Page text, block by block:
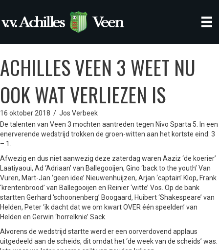
ACHILLES VEEN 3 WEET NU
OOK WAT VERLIEZEN IS
16 oktober 2018 / Jos Verbeek
De talenten van Veen 3 mochten aantreden tegen Nivo Sparta 5. In een
enerverende wedstrijd trokken de groen-witten aan het kortste eind: 3
– 1.
Afwezig en dus niet aanwezig deze zaterdag waren Aaziz ‘de koerier’
Laatiyaoui, Ad ‘Adriaan’ van Ballegooijen, Gino ‘back to the youth’ Van
Vuren, Mart-Jan ‘geen idee’ Nieuwenhuijzen, Arjan ‘captain’ Klop, Frank
‘krentenbrood’ van Ballegooijen en Reinier ‘witte’ Vos. Op de bank
startten Gerhard ‘schoonenberg’ Boogaard, Huibert ‘Shakespeare’ van
Helden, Peter ‘ik dacht dat we om kwart OVER één speelden’ van
Helden en Gerwin ‘horrelknie’ Sack.
Alvorens de wedstrijd startte werd er een oorverdovend applaus
uitgedeeld aan de scheids, dit omdat het ‘de week van de scheids’ was.